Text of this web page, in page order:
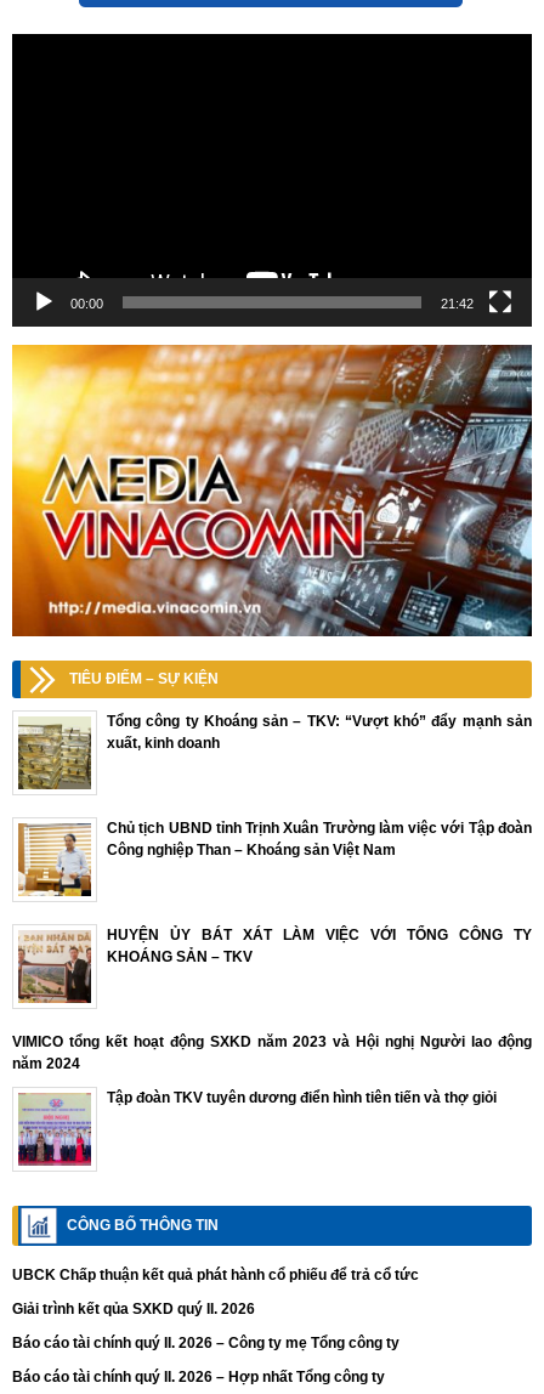
00:00 21:42
TIÊU ĐIỂM – SỰ KIỆN
Tổng công ty Khoáng sản – TKV: “Vượt khó” đẩy mạnh sản
xuất, kinh doanh
Chủ tịch UBND tỉnh Trịnh Xuân Trường làm việc với Tập đoàn
Công nghiệp Than – Khoáng sản Việt Nam
HUYỆN ỦY BÁT XÁT LÀM VIỆC VỚI TỔNG CÔNG TY
KHOÁNG SẢN – TKV
VIMICO tổng kết hoạt động SXKD năm 2023 và Hội nghị Người lao động
năm 2024
Tập đoàn TKV tuyên dương điển hình tiên tiến và thợ giỏi
CÔNG BỐ THÔNG TIN
UBCK Chấp thuận kết quả phát hành cổ phiếu để trả cổ tức
Giải trình kết qủa SXKD quý II. 2026
Báo cáo tài chính quý II. 2026 – Công ty mẹ Tổng công ty
Báo cáo tài chính quý II. 2026 – Hợp nhất Tổng công ty